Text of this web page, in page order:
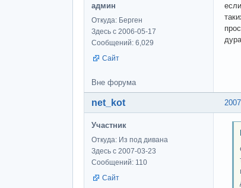
админ
Откуда: Берген
Здесь с 2006-05-17
Сообщений: 6,029
Сайт
Вне форума
net_kot
Участник
Откуда: Из под дивана
Здесь с 2007-03-23
Сообщений: 110
Сайт